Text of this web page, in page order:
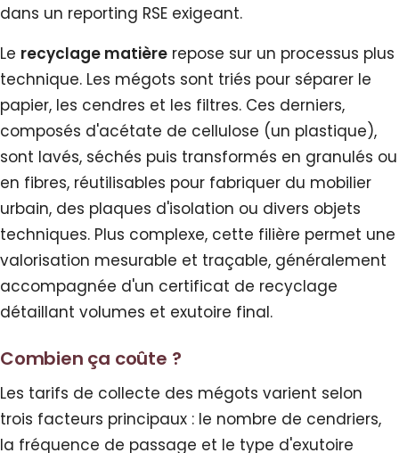
dans un reporting RSE exigeant.
Le recyclage matière repose sur un processus plus
technique. Les mégots sont triés pour séparer le
papier, les cendres et les filtres. Ces derniers,
composés d'acétate de cellulose (un plastique),
sont lavés, séchés puis transformés en granulés ou
en fibres, réutilisables pour fabriquer du mobilier
urbain, des plaques d'isolation ou divers objets
techniques. Plus complexe, cette filière permet une
valorisation mesurable et traçable, généralement
accompagnée d'un certificat de recyclage
détaillant volumes et exutoire final.
Combien ça coûte ?
Les tarifs de collecte des mégots varient selon
trois facteurs principaux : le nombre de cendriers,
la fréquence de passage et le type d'exutoire